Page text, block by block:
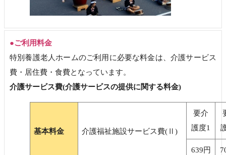
●ご利用料金
特別養護老人ホームのご利用に必要な料金は、介護サービス
費・居住費・食費となっています。
介護サービス費(介護サービスの提供に関する料金)
基本料金 介護福祉施設サービス費(Ⅱ)
要介
護度1
639円